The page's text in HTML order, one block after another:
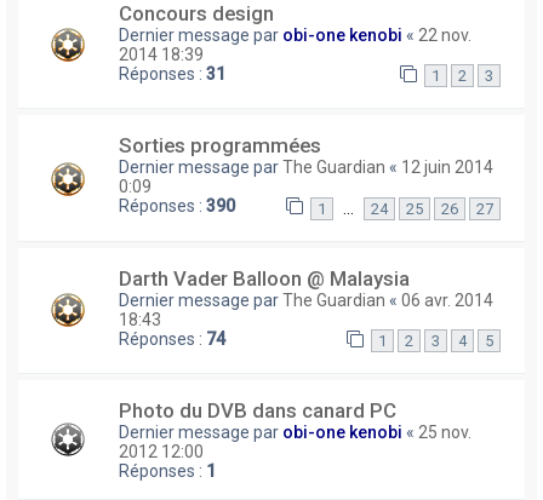
Concours design
Dernier message par obi-one kenobi « 22 nov.
2014 18:39
Réponses : 31 1 2 3
Sorties programmées
Dernier message parThe Guardian « 12 juin 2014
0:09
Réponses : 390 1 24 25 26 27
Darth Vader Balloon @ Malaysia
Dernier message parThe Guardian « 06 avr. 2014
18:43
Réponses : 74 1 2 3 4 5
Photo du DVB dans canard PC
Dernier message par obi-one kenobi « 25 nov.
2012 12:00
Réponses : 1